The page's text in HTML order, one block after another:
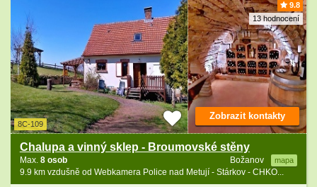
9.8
13 hodnocení
8C-109
Chalupa a vinný sklep - Broumovské stěny
Božanov mapa
Max. 8 osob
9.9 km vzdušně od Webkamera Police nad Metují - Stárkov - CHKO...
Zobrazit kontakty